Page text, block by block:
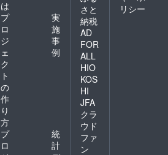
は
プ
ロ
ジ
ェ
ク
ト
の
作
り
方
実
施
事
例
プ
ロ
統
計
さと
納税
AD
FOR
ALL
HIO
KOS
HI
JFA
クラ
ウド
ファ
ン
リシー